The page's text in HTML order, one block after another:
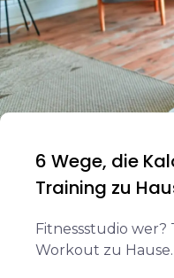
6 Wege, die
Training zu
Fitnessstudio wer?
Workout zu Hause.